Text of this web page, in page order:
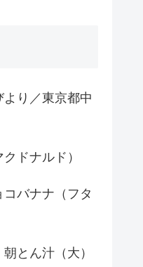
り／東京都中
ドナルド）
コバナナ（フタ
とん汁（大）